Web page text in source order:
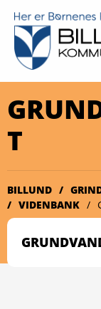
T
BILLUND
VIDENBANK